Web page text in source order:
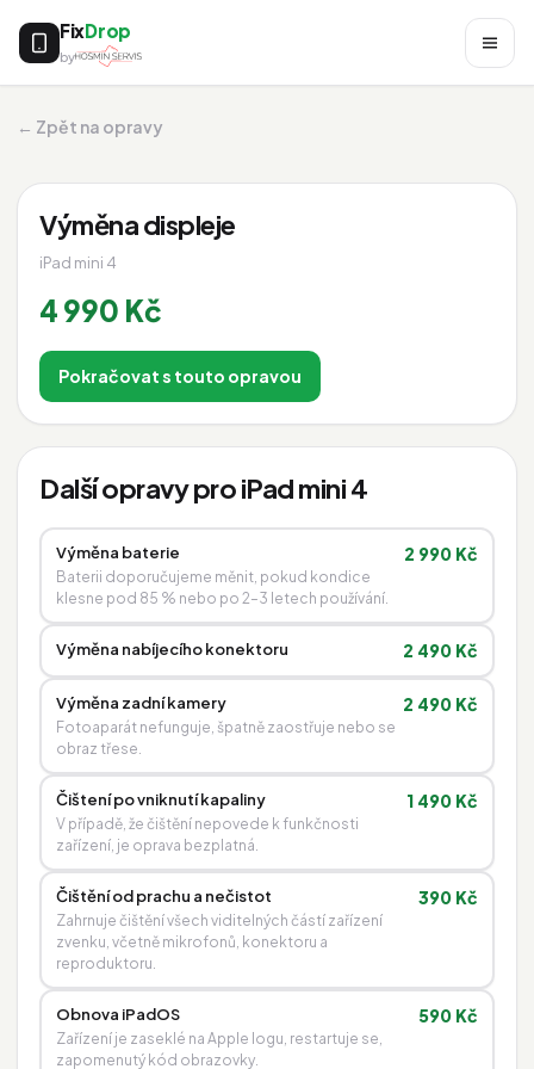
FixDrop
by
← Zpět na opravy
Výměna displeje
iPad mini 4
4 990 Kč
Pokračovat s touto opravou
Další opravy pro iPad mini 4
Výměna baterie
Baterii doporučujeme měnit, pokud kondice
klesne pod 85 % nebo po 2–3 letech používání.
2 990 Kč
Výměna nabíjecího konektoru 2 490 Kč
Výměna zadní kamery
Fotoaparát nefunguje, špatně zaostřuje nebo se
obraz třese.
2 490 Kč
Čištení po vniknutí kapaliny
V případě, že čištění nepovede k funkčnosti
zařízení, je oprava bezplatná.
1 490 Kč
Čištění od prachu a nečistot
Zahrnuje čištění všech viditelných částí zařízení
zvenku, včetně mikrofonů, konektoru a
reproduktoru.
390 Kč
Obnova iPadOS
Zařízení je zaseklé na Apple logu, restartuje se,
zapomenutý kód obrazovky.
590 Kč